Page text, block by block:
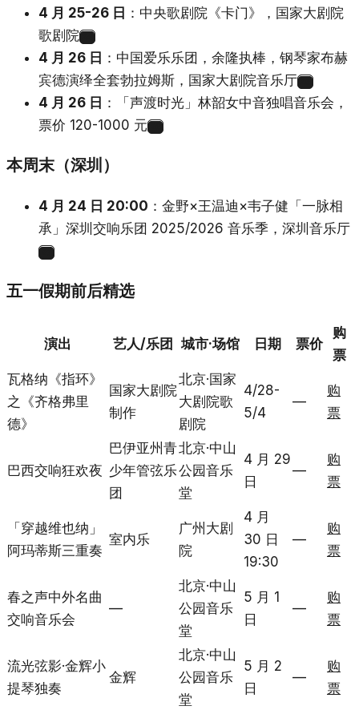
4 月 25-26 日 ：中央歌剧院《卡门》，国家大剧院
歌剧院
4 月 26 日 ：中国爱乐乐团，余隆执棒，钢琴家布赫
宾德演绎全套勃拉姆斯，国家大剧院音乐厅
4 月 26 日 ：「声渡时光」林韶女中音独唱音乐会，
票价 120-1000 元
本周末（深圳）
4 月 24 日 20:00 ：金野×王温迪×韦子健「一脉相
承」深圳交响乐团 2025/2026 音乐季，深圳音乐厅
五一假期前后精选
演出 艺人/乐团 城市·场馆 日期 票价
购
票
瓦格纳《指环》
之《齐格弗里
德》
国家大剧院
制作
北京·国家
大剧院歌
剧院
4/28-
5/4
—
购
票
巴西交响狂欢夜
巴伊亚州青
少年管弦乐
团
北京·中山
公园音乐
堂
4 月 29
日
—
购
票
「穿越维也纳」
阿玛蒂斯三重奏
室内乐
广州大剧
院
4 月
30 日
19:30
—
购
票
春之声中外名曲
交响音乐会
—
北京·中山
公园音乐
堂
5 月 1
日
—
购
票
流光弦影·金辉小
提琴独奏
金辉
北京·中山
公园音乐
堂
5 月 2
日
—
购
票